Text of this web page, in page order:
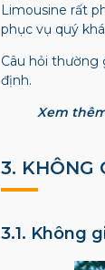
Limousine rất
phục vụ quý
Câu hỏi thường
định.
Xem
3. KHÔNG
3.1. Không